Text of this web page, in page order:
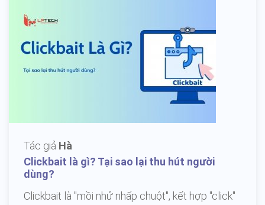
Tác giả Hà
Clickbait là gì? Tại sao lại thu hút người
dùng?
Clickbait là "mồi nhử nhấp chuột", kết hợp "click"